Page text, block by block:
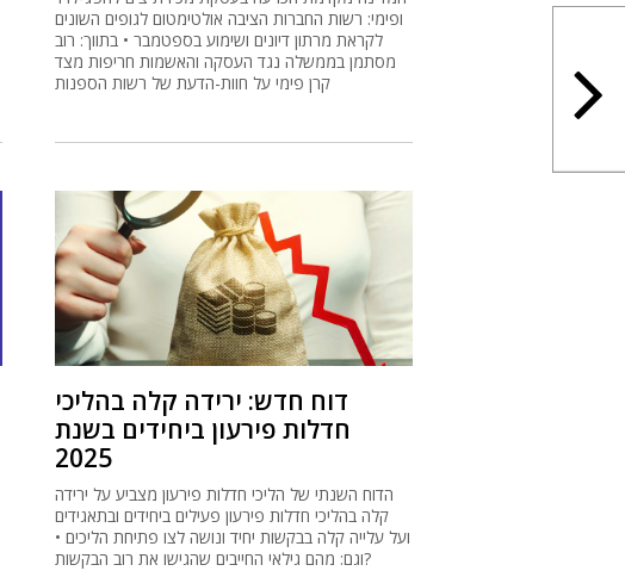
ופימי: רשות החברות הציבה אולטימטום לגופים השונים
לקראת מרתון דיונים ושימוע בספטמבר • בתווך: רוב
מסתמן בממשלה נגד העסקה והאשמות חריפות מצד
קרן פימי על חוות-הדעת של רשות הספנות
דוח חדש: ירידה קלה בהליכי
חדלות פירעון ביחידים בשנת
2025
הדוח השנתי של הליכי חדלות פירעון מצביע על ירידה
קלה בהליכי חדלות פירעון פעילים ביחידים ובתאגידים
ועל עלייה קלה בבקשות יחיד ונושה לצו פתיחת הליכים •
וגם: מהם גילאי החייבים שהגישו את רוב הבקשות?